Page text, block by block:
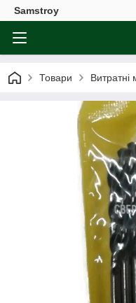
Samstroy
Товари Витратні